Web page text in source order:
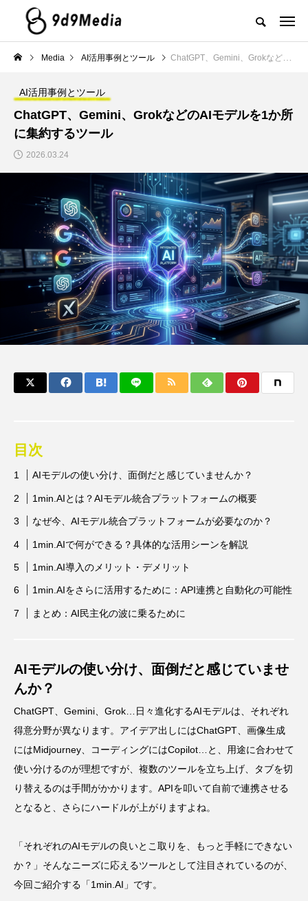
Media AI活用事例とツール ChatGPT、Gemini、GrokなどのAIモデルを1か所に集約するツール
AI活用事例とツール
ChatGPT、Gemini、GrokなどのAIモデルを1か所
に集約するツール
2026.03.24
目次
AIモデルの使い分け、面倒だと感じていませんか？
1min.AIとは？AIモデル統合プラットフォームの概要
なぜ今、AIモデル統合プラットフォームが必要なのか？
1min.AIで何ができる？具体的な活用シーンを解説
1min.AI導入のメリット・デメリット
1min.AIをさらに活用するために：API連携と自動化の可能性
まとめ：AI民主化の波に乗るために
AIモデルの使い分け、面倒だと感じていませ
んか？
ChatGPT、Gemini、Grok…日々進化するAIモデルは、それぞれ
得意分野が異なります。アイデア出しにはChatGPT、画像生成
にはMidjourney、コーディングにはCopilot…と、用途に合わせて
使い分けるのが理想ですが、複数のツールを立ち上げ、タブを切
り替えるのは手間がかかります。APIを叩いて自前で連携させる
となると、さらにハードルが上がりますよね。
「それぞれのAIモデルの良いとこ取りを、もっと手軽にできない
か？」そんなニーズに応えるツールとして注目されているのが、
今回ご紹介する「1min.AI」です。